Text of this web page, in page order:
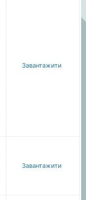
Завантажити
Завантажити